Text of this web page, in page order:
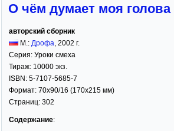
О чём думает моя голова
авторский сборник
М.: Дрофа 2002 г.
Серия: Уроки смеха
Тираж: 10000 экз.
ISBN: 5-7107-5685-7
Формат: 70x90/16 (170x215 мм)
Страниц: 302
Содержание: